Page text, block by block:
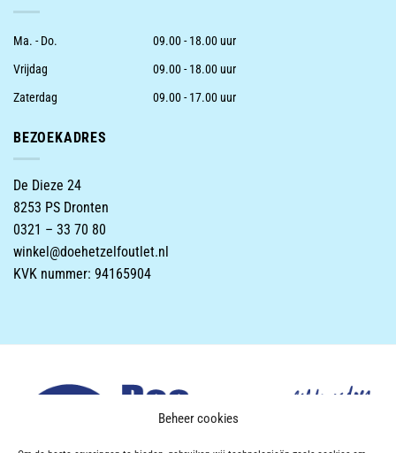
Beheer cookies
Ma. - Do.
09.00 - 18.00 uur
Vrijdag
09.00 - 18.00 uur
Zaterdag
09.00 - 17.00 uur
BEZOEKADRES
De Dieze 24
8253 PS Dronten
0321 – 33 70 80
winkel@doehetzelfoutlet.nl
KVK nummer: 94165904